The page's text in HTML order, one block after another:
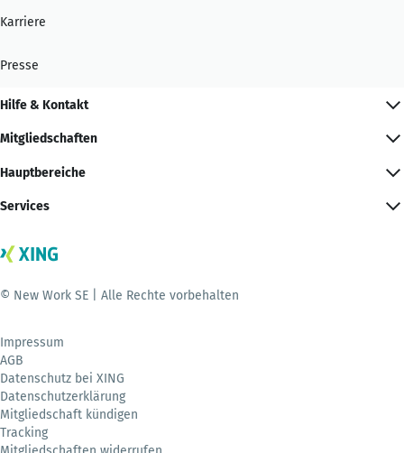
Karriere
Presse
Hilfe & Kontakt
Mitgliedschaften
Hauptbereiche
Services
© New Work SE | Alle Rechte vorbehalten
Impressum
AGB
Datenschutz bei XING
Datenschutzerklärung
Mitgliedschaft kündigen
Tracking